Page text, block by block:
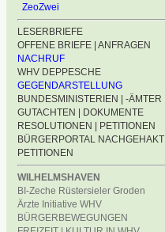
ZeoZwei
LESERBRIEFE
OFFENE BRIEFE | ANFRAGEN
NACHRUF
WHV DEPPESCHE
GEGENDARSTELLUNG
BUNDESMINISTERIEN | -ÄMTER
GUTACHTEN | DOKUMENTE
RESOLUTIONEN | PETITIONEN
BÜRGERPORTAL NACHGEHAKT
PETITIONEN
WILHELMSHAVEN
BI-Zeche Rüstersieler Groden
Ärzte Initiative WHV
BÜRGERBEWEGUNGEN